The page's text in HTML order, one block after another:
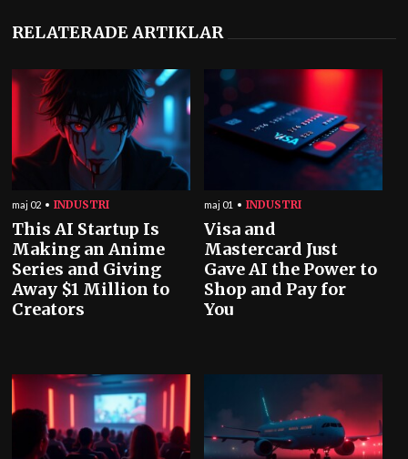
RELATERADE ARTIKLAR
maj 02 INDUSTRI
This AI Startup Is
Making an Anime
Series and Giving
Away $1 Million to
Creators
maj 01 INDUSTRI
Visa and
Mastercard Just
Gave AI the Power to
Shop and Pay for
You